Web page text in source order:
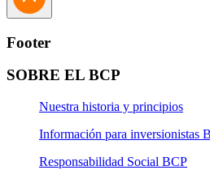
Footer
SOBRE EL BCP
Nuestra historia y principios
Información para inversionistas
Responsabilidad Social BCP